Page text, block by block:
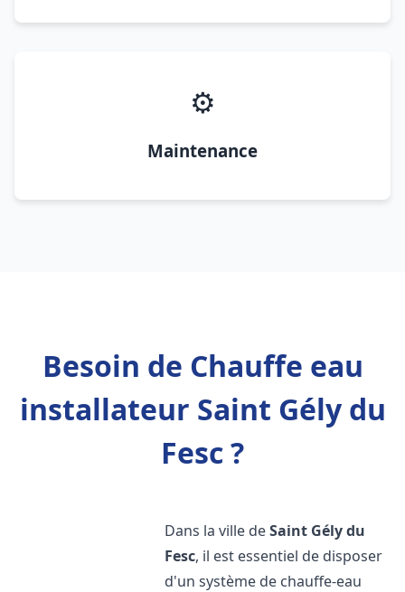
⚙️
Maintenance
Besoin de Chauffe eau
installateur Saint Gély du
Fesc ?
Dans la ville deSaint Gély du
Fesc, il est essentiel de disposer
d'un système de chauffe-eau